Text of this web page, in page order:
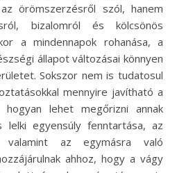
örömszerzésről szól, hanem
bizalomról és kölcsönös
a mindennapok rohanása, a
állapot változásai könnyen
Sokszor nem is tudatosul
mennyire javítható a
lehet megőrizni annak
egyensúly fenntartása, az
valamint az egymásra való
ahhoz, hogy a vágy